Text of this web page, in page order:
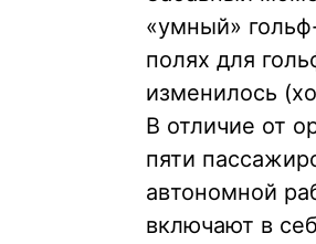
«умный»
полях для
изменилось
В отличие от
пяти
автономной
включают в